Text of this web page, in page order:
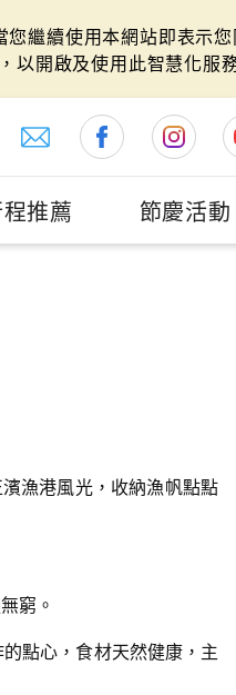
繼續使用本網站即表示
以開啟及使用此智慧化服
推薦 節慶活動
漁港風光，收納漁帆點點
窮。
點心，食材天然健康，主